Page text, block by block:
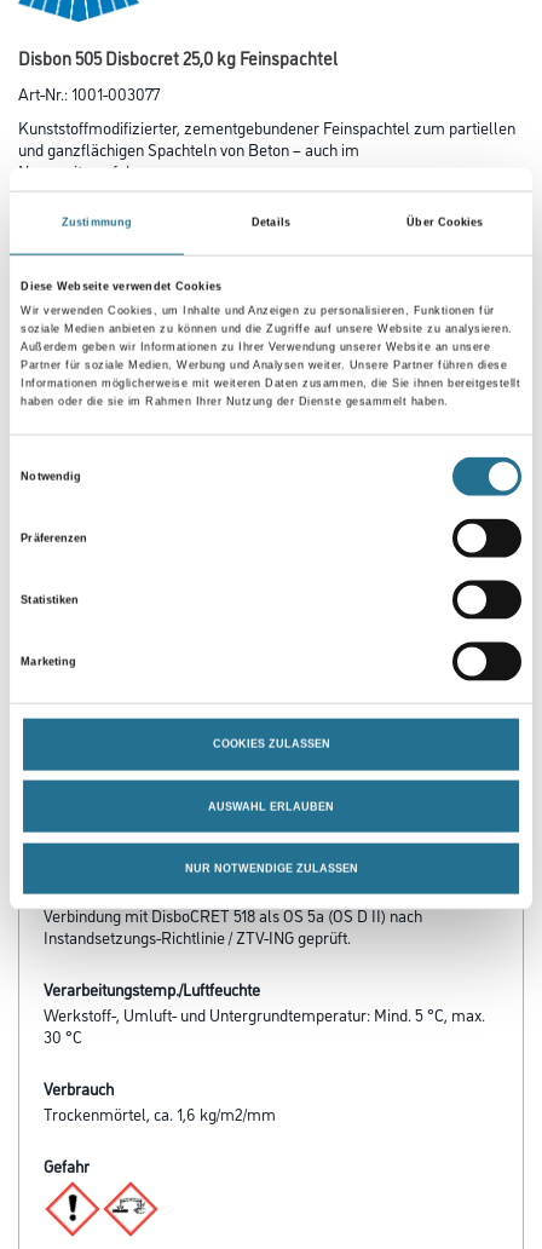
Zustimmung Details Über Cookies
Diese Webseite verwendet Cookies
Wir verwenden Cookies, um Inhalte und Anzeigen zu personalisieren, Funktionen für
soziale Medien anbieten zu können und die Zugriffe auf unsere Website zu analysieren.
Außerdem geben wir Informationen zu Ihrer Verwendung unserer Website an unsere
Partner für soziale Medien, Werbung und Analysen weiter. Unsere Partner führen diese
Informationen möglicherweise mit weiteren Daten zusammen, die Sie ihnen bereitgestellt
haben oder die sie im Rahmen Ihrer Nutzung der Dienste gesammelt haben.
Notwendig
Präferenzen
Statistiken
Marketing
COOKIES ZULASSEN
AUSWAHL ERLAUBEN
NUR NOTWENDIGE ZULASSEN
Disbon 505 Disbocret 25,0 kg Feinspachtel
Art-Nr.:1001-003077
Kunststoffmodifizierter, zementgebundener Feinspachtel zum partiellen
und ganzflächigen Spachteln von Beton – auch im
Nassspritzverfahren.
Gebinde
Umrechnungsfaktoren
PRODUKTEIGENSCHAFTEN
Produkteigenschaft
- Einfache Zubereitung und sehr gute Verarbeitbarkeit
- Maschinell verarbeitbar
- Für Schichtdicken von 1–5 mm. Größtkorn: 0,4 mm
- Erfüllt die Anforderungen der EN 1504-3: statisch und nicht
statisch relevante Instandsetzung
- In Verbindung mit DisboCRET 515 als OS 4 (OS C) und in
Verbindung mit DisboCRET 518 als OS 5a (OS D II) nach
Instandsetzungs-Richtlinie / ZTV-ING geprüft.
Verarbeitungstemp./Luftfeuchte
Werkstoff-, Umluft- und Untergrundtemperatur: Mind. 5 °C, max.
30 °C
Verbrauch
Trockenmörtel, ca. 1,6 kg/m2/mm
Gefahr